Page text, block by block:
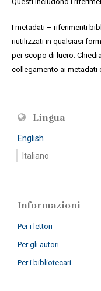
I metadati – riferimenti
riutilizzati in qualsiasi
per scopo di lucro.
collegamento ai metadati
Lingua
English
Italiano
Informazioni
Per i lettori
Per gli autori
Per i bibliotecari